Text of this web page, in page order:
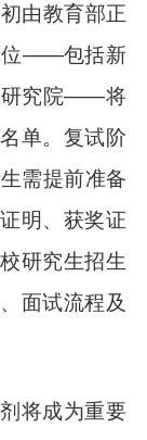
由教育部正
位——包括新
研究院——将
单。复试阶
需提前准备
明、获奖证
研究生招生
面试流程及
将成为重要